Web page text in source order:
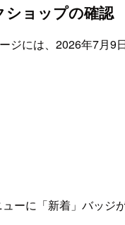
ショップの確認
ジには、2026年7月9
ーに「新着」バッジ